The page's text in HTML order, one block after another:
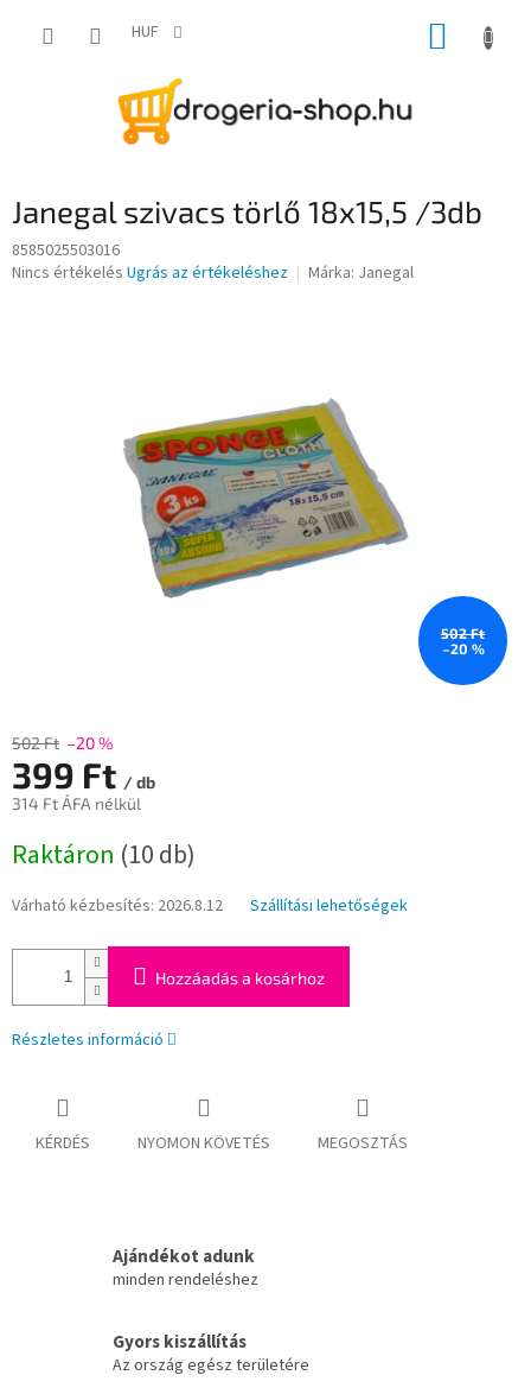
HUF KOSÁR
Janegal szivacs törlő 18x15,5 /3db
8585025503016
A
Nincs értékelés Ugrás az értékeléshez Márka: Janegal
502 Ft
–20 %
502 Ft –20 %
399 Ft / db
314 Ft ÁFA nélkül
Raktáron (10 db)
Várható kézbesítés: 2026.8.12 Szállítási lehetőségek
Hozzáadás a kosárhoz
Részletes információ
KÉRDÉS NYOMON KÖVETÉS MEGOSZTÁS
Ajándékot adunk
minden rendeléshez
Gyors kiszállítás
Az ország egész területére